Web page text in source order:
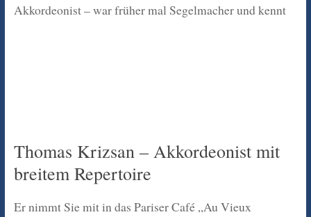
Akkordeonist – war früher mal Segelmacher und kennt
Thomas Krizsan – Akkordeonist mit
breitem Repertoire
Er nimmt Sie mit in das Pariser Café „Au Vieux